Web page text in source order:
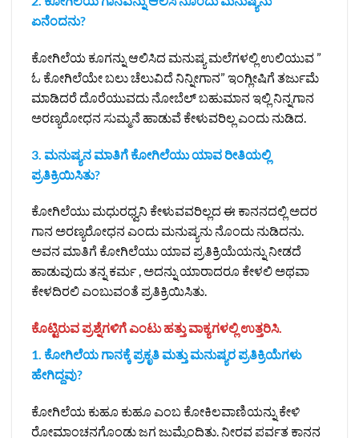
ಏನೆಂದನು?
ಕೋಗಿಲೆಯ ಕೂಗನ್ನು ಆಲಿಸಿದ ಮನುಷ್ಯ ಮಲೆಗಳಲ್ಲಿ ಉಲಿಯುವ ”
ಓ ಕೋಗಿಲೆಯೇ ಬಲು ಚೆಲುವಿದೆ ನಿನ್ನೀಗಾನ” ಇಂಗ್ಲೀಷಿಗೆ ತರ್ಜುಮೆ
ಮಾಡಿದರೆ ದೊರೆಯುವದು ನೋಬೆಲ್‌ ಬಹುಮಾನ ಇಲ್ಲಿ ನಿನ್ನಗಾನ
ಅರಣ್ಯರೋಧನ ಸುಮ್ಮನೆ ಹಾಡುವೆ ಕೇಳುವರಿಲ್ಲ ಎಂದು ನುಡಿದ.
3. ಮನುಷ್ಯನ ಮಾತಿಗೆ ಕೋಗಿಲೆಯು ಯಾವ ರೀತಿಯಲ್ಲಿ
ಪ್ರತಿಕ್ರಿಯಿಸಿತು?
ಕೋಗಿಲೆಯು ಮಧುರಧ್ವನಿ ಕೇಳುವವರಿಲ್ಲದ ಈ ಕಾನನದಲ್ಲಿ ಅದರ
ಗಾನ ಅರಣ್ಯರೋಧನ ಎಂದು ಮನುಷ್ಯನು ನೊಂದು ನುಡಿದನು.
ಅವನ ಮಾತಿಗೆ ಕೋಗಿಲೆಯು ಯಾವ ಪ್ರತಿಕ್ರಿಯೆಯನ್ನು ನೀಡದೆ
ಹಾಡುವುದು ತನ್ನ ಕರ್ಮ , ಅದನ್ನು ಯಾರಾದರೂ ಕೇಳಲಿ ಅಥವಾ
ಕೇಳದಿರಲಿ ಎಂಬುವಂತೆ ಪ್ರತಿಕ್ರಿಯಿಸಿತು.
ಕೊಟ್ಟಿರುವ ಪ್ರಶ್ನೆಗಳಿಗೆ ಎಂಟು ಹತ್ತು ವಾಕ್ಯಗಳಲ್ಲಿ ಉತ್ತರಿಸಿ.
1. ಕೋಗಿಲೆಯ ಗಾನಕ್ಕೆ ಪ್ರಕೃತಿ ಮತ್ತು ಮನುಷ್ಯರ ಪ್ರತಿಕ್ರಿಯೆಗಳು
ಹೇಗಿದ್ದವು?
ಕೋಗಿಲೆಯ ಕುಹೂ ಕುಹೂ ಎಂಬ ಕೋಕಿಲವಾಣಿಯನ್ನು ಕೇಳಿ
ರೋಮಾಂಚನಗೊಂಡು ಜಗ ಜುಮ್ಮೆಂದಿತು. ನೀರವ ಪರ್ವತ ಕಾನನ